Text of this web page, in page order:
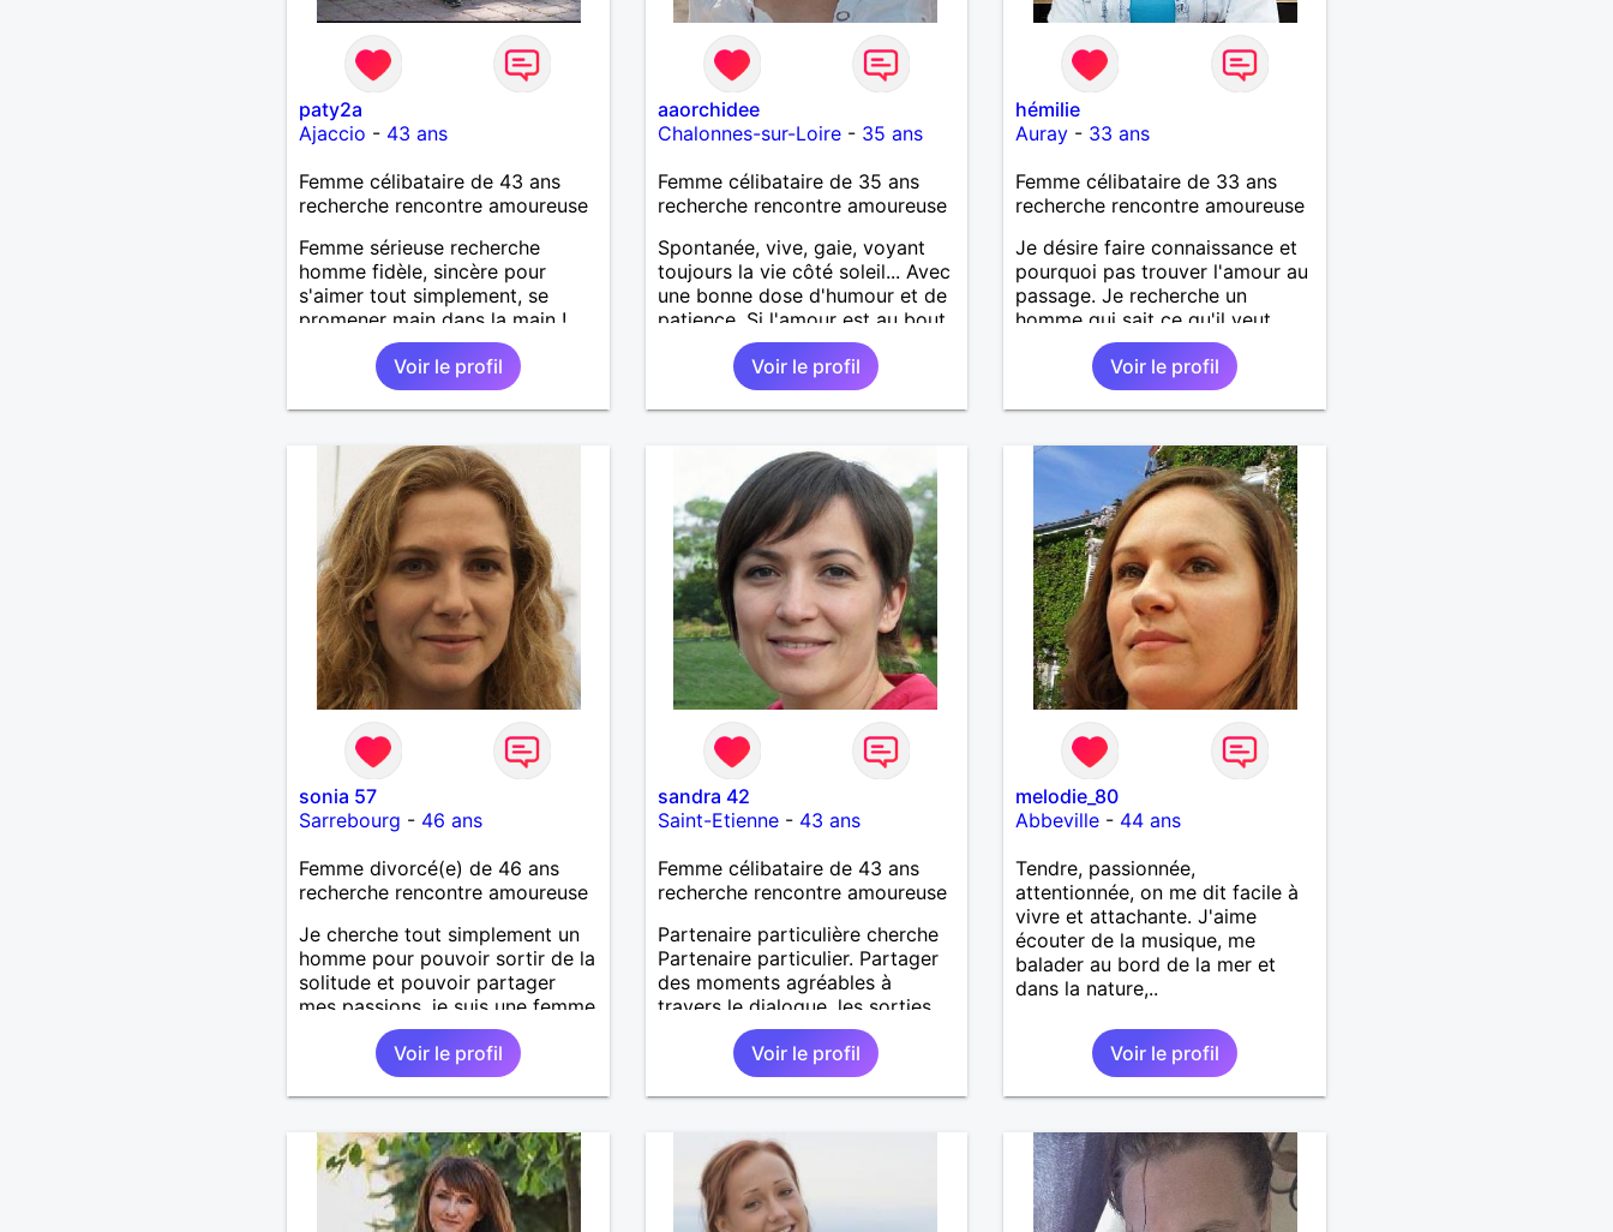
paty2a
Ajaccio - 43 ans
Femme célibataire de 43 ans
recherche rencontre amoureuse
Femme sérieuse recherche
homme fidèle, sincère pour
s'aimer tout simplement, se
promener main dans la main !
Voir le profil
aaorchidee
Chalonnes-sur-Loire- 35 ans
Femme célibataire de 35 ans
recherche rencontre amoureuse
Spontanée, vive, gaie, voyant
toujours la vie côté soleil... Avec
une bonne dose d'humour et de
patience. Si l'amour est au bout
du chemin, je saurais le
reconnaître !Voir le profil
hémilie
Auray - 33 ans
Femme célibataire de 33 ans
recherche rencontre amoureuse
Je désire faire connaissance et
pourquoi pas trouver l'amour au
passage. Je recherche un
homme qui sait ce qu'il veut,
mais avec une élégance et une
souplesse d'esprit.
Voir le profil
sonia 57
Sarrebourg - 46 ans
Femme divorcé(e) de 46 ans
recherche rencontre amoureuse
Je cherche tout simplement un
homme pour pouvoir sortir de la
solitude et pouvoir partager
mes passions, je suis une femme
simple, j'aime les gens sincères
je déteste l'hypocrisie .
Voir le profil
sandra 42
Saint-Etienne- 43 ans
Femme célibataire de 43 ans
recherche rencontre amoureuse
Partenaire particulière cherche
Partenaire particulier. Partager
des moments agréables à
travers le dialogue, les sorties,
les balades etc. Une amitié dans
un premier temps. Je cherche
juste un homme simple, sincère,
complice.
Voir le profil
melodie_80
Abbeville - 44 ans
Tendre, passionnée,
attentionnée, on me dit facile à
vivre et attachante. J'aime
écouter de la musique, me
balader au bord de la mer et
dans la nature,..
Voir le profil